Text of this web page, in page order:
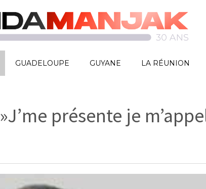
GUADELOUPE GUYANE LA RÉUNION
»J’me présente je